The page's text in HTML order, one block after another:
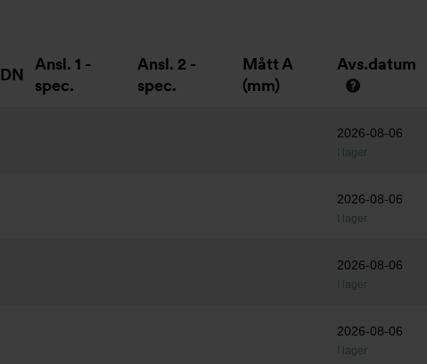
DN
Ansl. 1 -
spec.
Ansl. 2 -
spec.
Mått A
(mm)
Avs.datum
2026-08-06
I lager
2026-08-06
I lager
2026-08-06
I lager
2026-08-06
I lager